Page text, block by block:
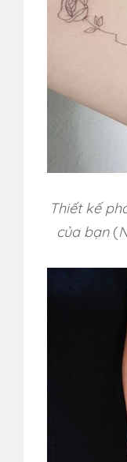
Thiết kế
của bạn(